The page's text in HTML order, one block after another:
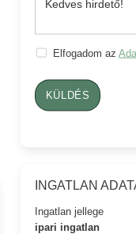
Elfogadom az
KÜLDÉS
INGATLAN
Ingatlan jellege
ipari ingatlan